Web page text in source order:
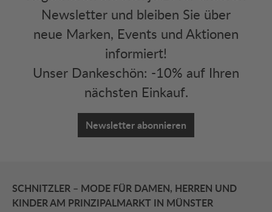
Newsletter und bleiben Sie über
neue Marken, Events und Aktionen
informiert!
Unser Dankeschön: -10% auf Ihren
nächsten Einkauf.
Newsletter abonnieren
SCHNITZLER – MODE FÜR DAMEN, HERREN UND
KINDER AM PRINZIPALMARKT IN MÜNSTER